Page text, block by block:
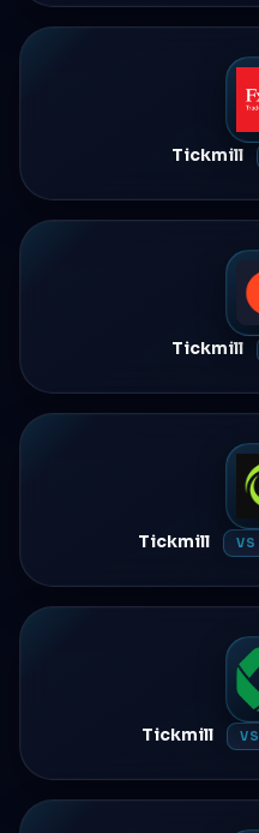
Tickmill
Tickmill
Tickmill VS
Tickmill VS